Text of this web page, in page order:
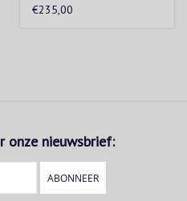
€235,00
onze nieuwsbrief:
ABONNEER